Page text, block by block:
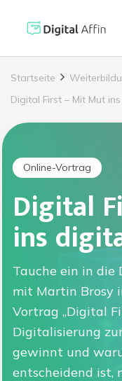
Neuste Artikel
Startseite
Digital First – Mit Mut
Online-Vortrag
Digital
ins
Tauche ein in die
mit Martin Brosy
Vortrag „Digital
Digitalisierung
gewinnt und
entscheidend ist,